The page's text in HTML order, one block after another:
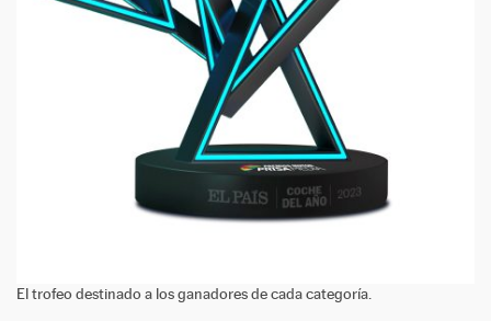
El trofeo destinado a los ganadores de cada categoría.